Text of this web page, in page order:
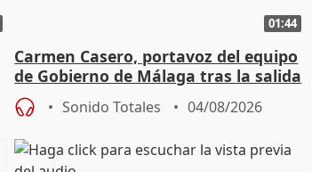
01:44
Carmen Casero, portavoz del equipo
de Gobierno de Málaga tras la salida
de Pérez de Siles
Sonido Totales 04/08/2026